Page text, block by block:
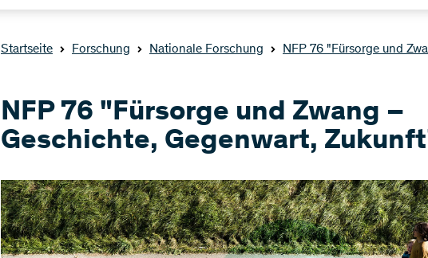
Startseite Forschung Nationale Forschung NFP 76 "Fürsorge und
NFP 76 "Fürsorge und Zwang –
Geschichte, Gegenwart,